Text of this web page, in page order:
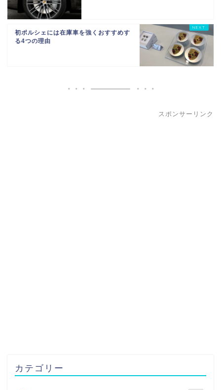
初ポルシェには在庫車を強くおすすめす
る4つの理由
スポンサーリンク
カテゴリー